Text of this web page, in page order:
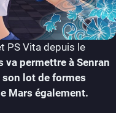
PS Vita depuis le
va permettre à Senran
son lot de formes
Mars également.